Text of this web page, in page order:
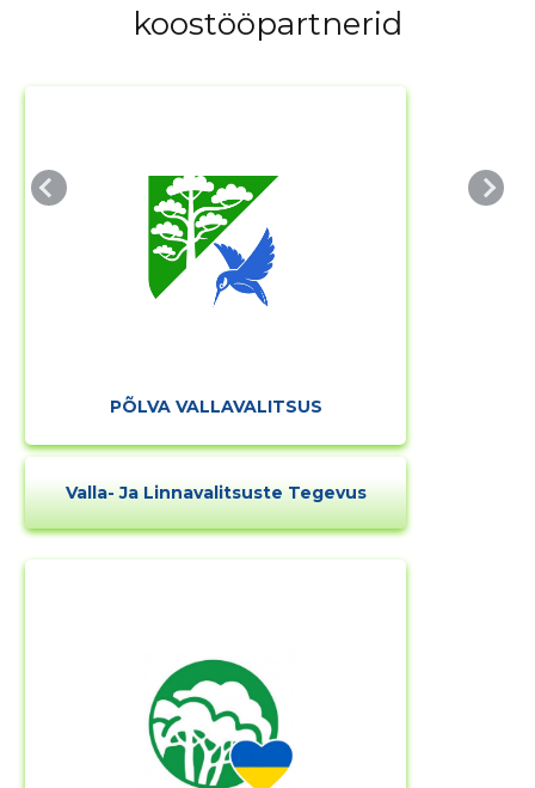
koostööpartnerid
PÕLVA VALLAVALITSUS
Valla- Ja Linnavalitsuste Tegevus